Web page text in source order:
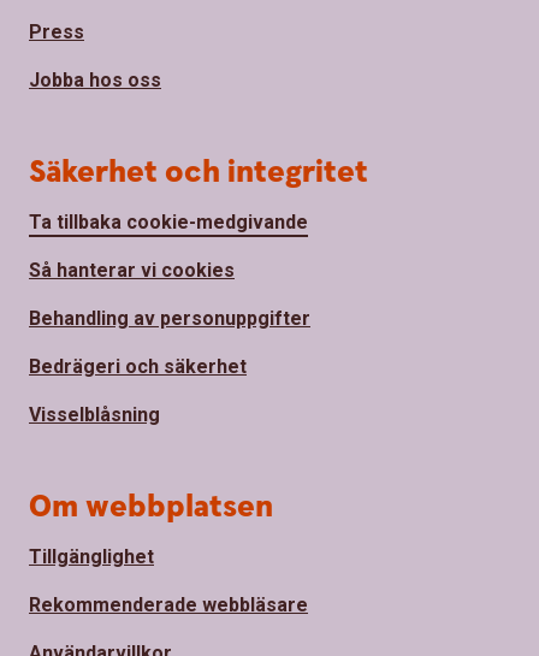
Press
Jobba hos oss
Säkerhet och integritet
Ta tillbaka cookie-medgivande
Så hanterar vi cookies
Behandling av personuppgifter
Bedrägeri och säkerhet
Visselblåsning
Om webbplatsen
Tillgänglighet
Rekommenderade webbläsare